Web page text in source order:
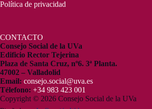
Política de privacidad
CONTACTO
Consejo Social de la UVa
Edificio Rector Tejerina
Plaza de Santa Cruz, nº6. 3ª Planta.
47002 – Valladolid
Email: consejo.social@uva.es
Télefono: +34 983 423 001
Copyright © 2026 Consejo Social de la UVa